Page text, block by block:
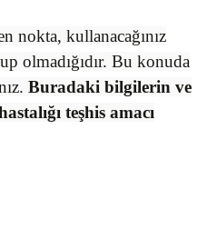
nokta, kullanacağınız
olmadığıdır. Bu konuda
Buradaki bilgilerin ve
teşhis amacı